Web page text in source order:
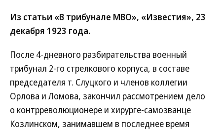
Из статьи «В трибунале МВО», «Известия», 23
декабря 1923 года.
После 4-дневного разбирательства военный
трибунал 2-го стрелкового корпуса, в составе
председателя т. Слуцкого и членов коллегии
Орлова и Ломова, закончил рассмотрением дело
о контрреволюционере и хирурге-самозванце
Козлинском, занимавшем в последнее время